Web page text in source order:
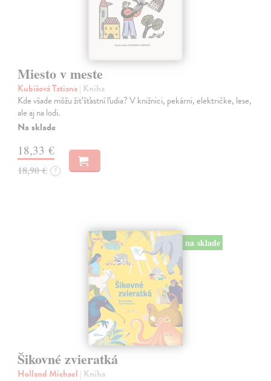
Miesto v meste
Kubišová Tatiana| Kniha
Kde všade môžu žiť šťastní ľudia? V knižnici, pekárni, električke, lese,
ale aj na lodi.
Na sklade
18,33 €
18,90 € ?
na sklade
Šikovné zvieratká
Holland Michael | Kniha